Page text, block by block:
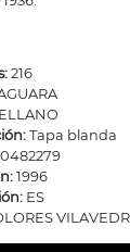
216
Tapa blanda
1996
ES